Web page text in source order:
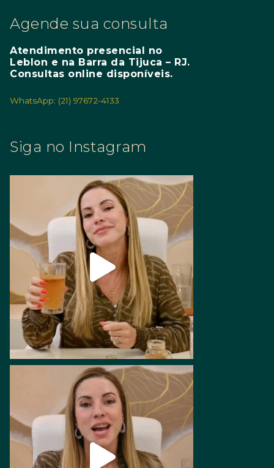
Agende sua consulta
Atendimento presencial no
Leblon e na Barra da Tijuca – RJ.
Consultas online disponíveis.
WhatsApp: (21) 97672-4133
Siga no Instagram